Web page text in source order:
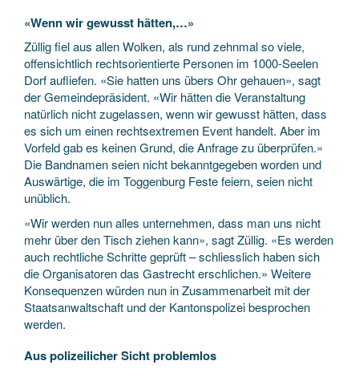
«Wenn wir gewusst hätten,…»
Züllig fiel aus allen Wolken, als rund zehnmal so viele,
offensichtlich rechtsorientierte Personen im 1000-Seelen
Dorf aufliefen. «Sie hatten uns übers Ohr gehauen», sagt
der Gemeindepräsident. «Wir hätten die Veranstaltung
natürlich nicht zugelassen, wenn wir gewusst hätten, dass
es sich um einen rechtsextremen Event handelt. Aber im
Vorfeld gab es keinen Grund, die Anfrage zu überprüfen.»
Die Bandnamen seien nicht bekanntgegeben worden und
Auswärtige, die im Toggenburg Feste feiern, seien nicht
unüblich.
«Wir werden nun alles unternehmen, dass man uns nicht
mehr über den Tisch ziehen kann», sagt Züllig. «Es werden
auch rechtliche Schritte geprüft – schliesslich haben sich
die Organisatoren das Gastrecht erschlichen.» Weitere
Konsequenzen würden nun in Zusammenarbeit mit der
Staatsanwaltschaft und der Kantonspolizei besprochen
werden.
Aus polizeilicher Sicht problemlos